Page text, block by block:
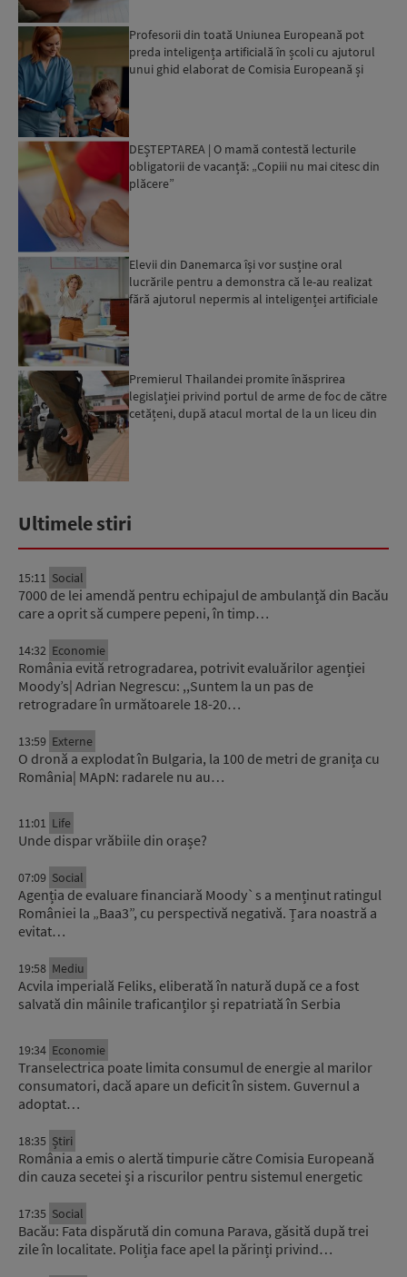
Profesorii din toată Uniunea Europeană pot
preda inteligența artificială în școli cu ajutorul
unui ghid elaborat de Comisia Europeană și
DEȘTEPTAREA | O mamă contestă lecturile
obligatorii de vacanță: „Copiii nu mai citesc din
plăcere”
Elevii din Danemarca își vor susține oral
lucrările pentru a demonstra că le-au realizat
fără ajutorul nepermis al inteligenței artificiale
Premierul Thailandei promite înăsprirea
legislației privind portul de arme de foc de către
cetățeni, după atacul mortal de la un liceu din
Ultimele stiri
15:11 Social
7000 de lei amendă pentru echipajul de ambulanță din Bacău
care a oprit să cumpere pepeni, în timp…
14:32 Economie
România evită retrogradarea, potrivit evaluărilor agenției
Moody’s| Adrian Negrescu: ,,Suntem la un pas de
retrogradare în următoarele 18-20…
13:59 Externe
O dronă a explodat în Bulgaria, la 100 de metri de granița cu
România| MApN: radarele nu au…
11:01 Life
Unde dispar vrăbiile din orașe?
07:09 Social
Agenția de evaluare financiară Moody`s a menținut ratingul
României la „Baa3”, cu perspectivă negativă. Țara noastră a
evitat…
19:58 Mediu
Acvila imperială Feliks, eliberată în natură după ce a fost
salvată din mâinile traficanților și repatriată în Serbia
19:34 Economie
Transelectrica poate limita consumul de energie al marilor
consumatori, dacă apare un deficit în sistem. Guvernul a
adoptat…
18:35 Știri
România a emis o alertă timpurie către Comisia Europeană
din cauza secetei și a riscurilor pentru sistemul energetic
17:35 Social
Bacău: Fata dispărută din comuna Parava, găsită după trei
zile în localitate. Poliția face apel la părinți privind…